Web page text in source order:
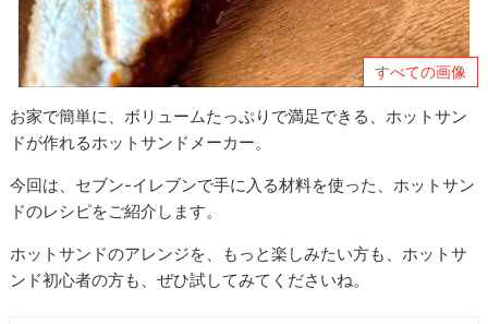
すべての画像
お家で簡単に、ボリュームたっぷりで満足できる、ホットサン
ドが作れるホットサンドメーカー。
今回は、セブン-イレブンで手に入る材料を使った、ホットサン
ドのレシピをご紹介します。
ホットサンドのアレンジを、もっと楽しみたい方も、ホットサ
ンド初心者の方も、ぜひ試してみてくださいね。